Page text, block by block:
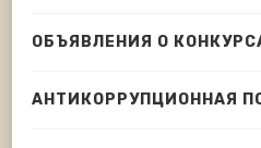
ОБЪЯВЛЕНИЯ О
АНТИКОРРУПЦИОННАЯ